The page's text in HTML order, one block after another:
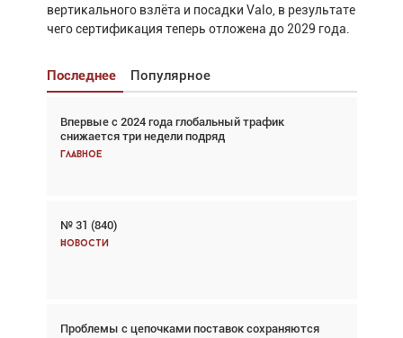
вертикального взлёта и посадки Valo, в результате
чего сертификация теперь отложена до 2029 года.
Последнее Популярное
Впервые с 2024 года глобальный трафик
снижается три недели подряд
Главное
№ 31 (840)
Новости
Проблемы с цепочками поставок сохраняются
Взгляд с высоты: тандем вертолётов и БПЛА в
спасательных операциях
Главное
Авиационный фотограф Дэйв Кох: «Фотография
говорит сама за себя... а ИИ всё портит»
Впервые с 2024 года глобальный трафик